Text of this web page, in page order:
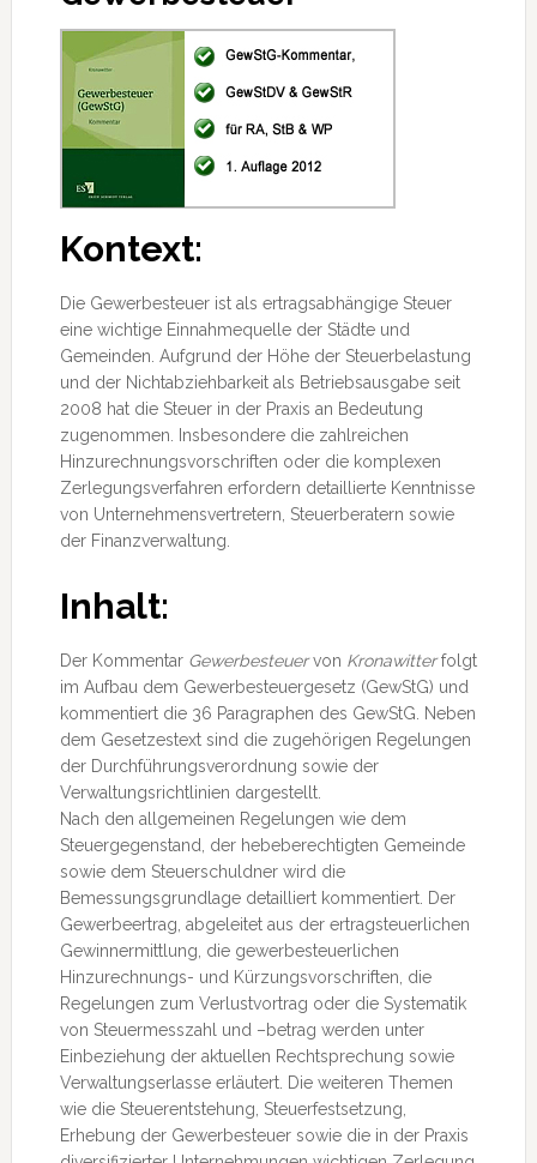
Kontext:
Die Gewerbesteuer ist als ertragsabhängige Steuer
eine wichtige Einnahmequelle der Städte und
Gemeinden. Aufgrund der Höhe der Steuerbelastung
und der Nichtabziehbarkeit als Betriebsausgabe seit
2008 hat die Steuer in der Praxis an Bedeutung
zugenommen. Insbesondere die zahlreichen
Hinzurechnungsvorschriften oder die komplexen
Zerlegungsverfahren erfordern detaillierte Kenntnisse
von Unternehmensvertretern, Steuerberatern sowie
der Finanzverwaltung.
Inhalt:
Der Kommentar Gewerbesteuervon Kronawitterfolgt
im Aufbau dem Gewerbesteuergesetz (GewStG) und
kommentiert die 36 Paragraphen des GewStG. Neben
dem Gesetzestext sind die zugehörigen Regelungen
der Durchführungsverordnung sowie der
Verwaltungsrichtlinien dargestellt.
Nach den allgemeinen Regelungen wie dem
Steuergegenstand, der hebeberechtigten Gemeinde
sowie dem Steuerschuldner wird die
Bemessungsgrundlage detailliert kommentiert. Der
Gewerbeertrag, abgeleitet aus der ertragsteuerlichen
Gewinnermittlung, die gewerbesteuerlichen
Hinzurechnungs- und Kürzungsvorschriften, die
Regelungen zum Verlustvortrag oder die Systematik
von Steuermesszahl und –betrag werden unter
Einbeziehung der aktuellen Rechtsprechung sowie
Verwaltungserlasse erläutert. Die weiteren Themen
wie die Steuerentstehung, Steuerfestsetzung,
Erhebung der Gewerbesteuer sowie die in der Praxis